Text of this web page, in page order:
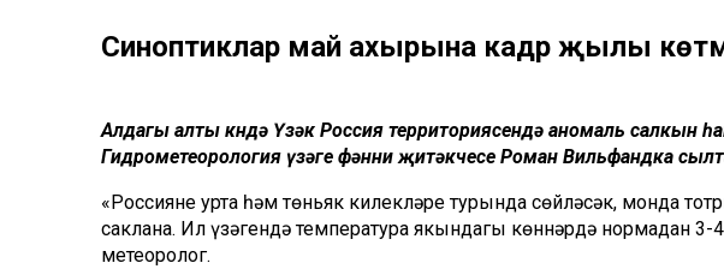
Синоптиклар май ахырына кадәр җылы
Алдагы алты көндә Үзәк Россия территориясендә аномаль салкын
Гидрометеорология үзәге фәнни җитәкчесе Роман Вильфандка
«Россиянең урта һәм төньяк киңлекләре турында сөйләсәк, монда
саклана. Ил үзәгендә температура якындагы көннәрдә нормадан 3-
метеоролог.